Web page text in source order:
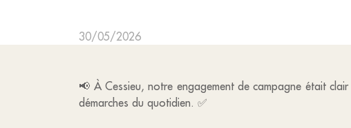
30/05/2026
📢 À Cessieu, notre engagement de campagne était
démarches du quotidien. ✅